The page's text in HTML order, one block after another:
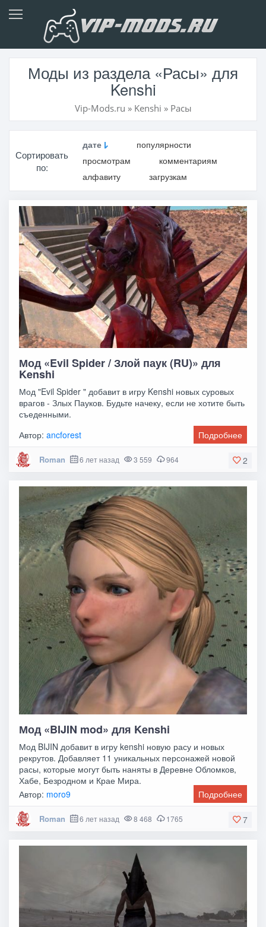
Моды из раздела «Расы» для
Kenshi
Vip-Mods.ru » Kenshi » Расы
Сортировать
по:
дате
популярности
просмотрам
комментариям
алфавиту
загрузкам
Мод «Evil Spider / Злой паук (RU)» для
Kenshi
Мод "Evil Spider " добавит в игру Kenshi новых суровых
врагов - Злых Пауков. Будьте начеку, если не хотите быть
съеденными.
Автор:ancforest Подробнее
2
Roman 6 лет назад 3 559 964
Мод «BIJIN mod» для Kenshi
Мод BIJIN добавит в игру kenshi новую расу и новых
рекрутов. Добавляет 11 уникальных персонажей новой
расы, которые могут быть наняты в Деревне Обломков,
Хабе, Безродном и Крае Мира.
Автор: moro9 Подробнее
7
Roman 6 лет назад 8 468 1765